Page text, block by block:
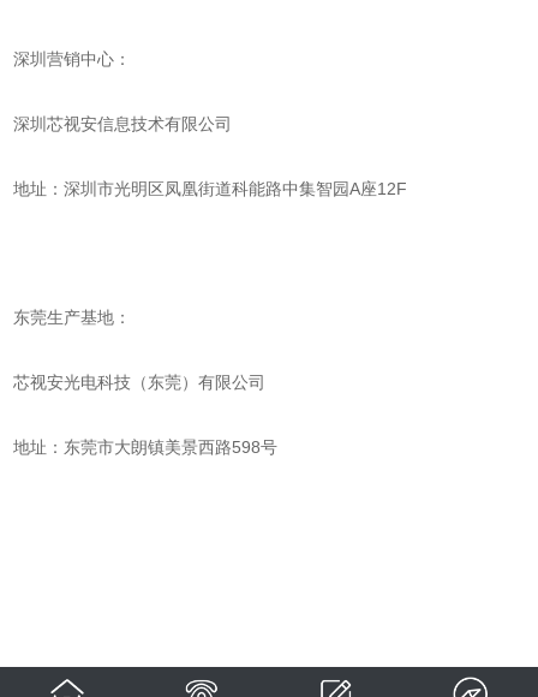
深圳营销中心：
深圳芯视安信息技术有限公司
地址：深圳市光明区凤凰街道科能路中集智园A座12F
东莞生产基地：
芯视安光电科技（东莞）有限公司
地址：东莞市大朗镇美景西路598号